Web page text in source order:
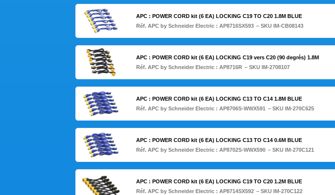
APC : POWER CORD kit (6 EA) LOCKING C19 TO C20 1.8M BLUE
Réf. APC by Schneider Electric : AP8716SX593 – SKU IM-CB08143
APC : POWER CORD kit (6 EA) LOCKING C19 vers C20 (90 degrés) 1.8M
Réf. APC by Schneider Electric : AP8716R – SKU IM-2708107
APC : POWER CORD kit (6 EA) LOCKING C13 TO C14 1.8M BLUE
Réf. APC by Schneider Electric : AP8706S-WWX591 – SKU IM-270C625
APC : POWER CORD kit (6 EA) LOCKING C13 TO C14 0.6M BLUE
Réf. APC by Schneider Electric : AP8702S-WWX590 – SKU IM-270C121
APC : POWER CORD kit (6 EA) LOCKING C19 TO C20 1.2M BLUE
Réf. APC by Schneider Electric : AP8714SX592 – SKU IM-270C122